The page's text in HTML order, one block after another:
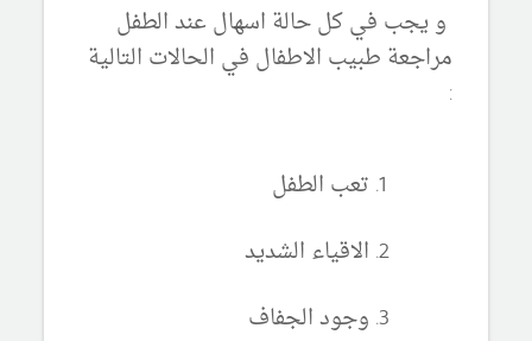
و يجب في كل حالة اسهال عند الطفل
مراجعة طبيب الاطفال في الحالات التالية
:
تعب الطفل
الاقياء الشديد
وجود الجفاف